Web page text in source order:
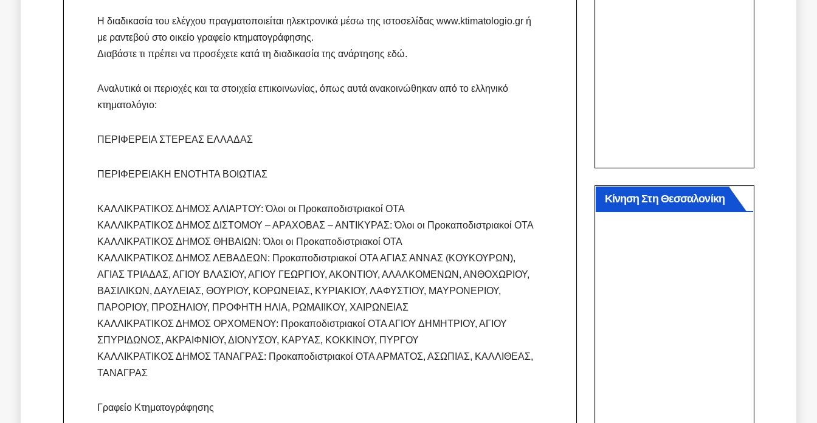
Η διαδικασία του ελέγχου πραγματοποιείται ηλεκτρονικά μέσω της ιστοσελίδας www.ktimatologio.gr ή
με ραντεβού στο οικείο γραφείο κτηματογράφησης.
Διαβάστε τι πρέπει να προσέχετε κατά τη διαδικασία της ανάρτησης εδώ.
Αναλυτικά οι περιοχές και τα στοιχεία επικοινωνίας, όπως αυτά ανακοινώθηκαν από το ελληνικό
κτηματολόγιο:
ΠΕΡΙΦΕΡΕΙΑ ΣΤΕΡΕΑΣ ΕΛΛΑΔΑΣ
ΠΕΡΙΦΕΡΕΙΑΚΗ ΕΝΟΤΗΤΑ ΒΟΙΩΤΙΑΣ
ΚΑΛΛΙΚΡΑΤΙΚΟΣ ΔΗΜΟΣ ΑΛΙΑΡΤΟΥ: Όλοι οι Προκαποδιστριακοί ΟΤΑ
ΚΑΛΛΙΚΡΑΤΙΚΟΣ ΔΗΜΟΣ ΔΙΣΤΟΜΟΥ – ΑΡΑΧΟΒΑΣ – ΑΝΤΙΚΥΡΑΣ: Όλοι οι Προκαποδιστριακοί ΟΤΑ
ΚΑΛΛΙΚΡΑΤΙΚΟΣ ΔΗΜΟΣ ΘΗΒΑΙΩΝ: Όλοι οι Προκαποδιστριακοί ΟΤΑ
ΚΑΛΛΙΚΡΑΤΙΚΟΣ ΔΗΜΟΣ ΛΕΒΑΔΕΩΝ: Προκαποδιστριακοί ΟΤΑ ΑΓΙΑΣ ΑΝΝΑΣ (ΚΟΥΚΟΥΡΩΝ),
ΑΓΙΑΣ ΤΡΙΑΔΑΣ, ΑΓΙΟΥ ΒΛΑΣΙΟΥ, ΑΓΙΟΥ ΓΕΩΡΓΙΟΥ, ΑΚΟΝΤΙΟΥ, ΑΛΑΛΚΟΜΕΝΩΝ, ΑΝΘΟΧΩΡΙΟΥ,
ΒΑΣΙΛΙΚΩΝ, ΔΑΥΛΕΙΑΣ, ΘΟΥΡΙΟΥ, ΚΟΡΩΝΕΙΑΣ, ΚΥΡΙΑΚΙΟΥ, ΛΑΦΥΣΤΙΟΥ, ΜΑΥΡΟΝΕΡΙΟΥ,
ΠΑΡΟΡΙΟΥ, ΠΡΟΣΗΛΙΟΥ, ΠΡΟΦΗΤΗ ΗΛΙΑ, ΡΩΜΑΙΙΚΟΥ, ΧΑΙΡΩΝΕΙΑΣ
ΚΑΛΛΙΚΡΑΤΙΚΟΣ ΔΗΜΟΣ ΟΡΧΟΜΕΝΟΥ: Προκαποδιστριακοί ΟΤΑ ΑΓΙΟΥ ΔΗΜΗΤΡΙΟΥ, ΑΓΙΟΥ
ΣΠΥΡΙΔΩΝΟΣ, ΑΚΡΑΙΦΝΙΟΥ, ΔΙΟΝΥΣΟΥ, ΚΑΡΥΑΣ, ΚΟΚΚΙΝΟΥ, ΠΥΡΓΟΥ
ΚΑΛΛΙΚΡΑΤΙΚΟΣ ΔΗΜΟΣ ΤΑΝΑΓΡΑΣ: Προκαποδιστριακοί ΟΤΑ ΑΡΜΑΤΟΣ, ΑΣΩΠΙΑΣ, ΚΑΛΛΙΘΕΑΣ,
ΤΑΝΑΓΡΑΣ
Γραφείο Κτηματογράφησης
Κίνηση Στη Θεσσαλονίκη